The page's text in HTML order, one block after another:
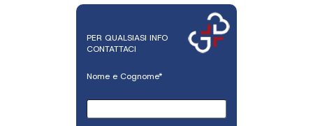
PER QUALSIASI INFO
CONTATTACI
Nome e Cognome*